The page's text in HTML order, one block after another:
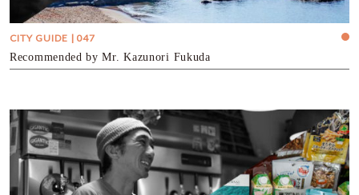
CITY GUIDE | 047
Recommended by Mr. Kazunori Fukuda